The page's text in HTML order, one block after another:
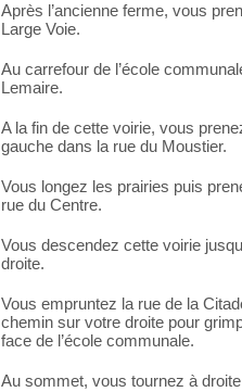
Après l’ancienne ferme, vous
Large Voie.
Au carrefour de l’école
Lemaire.
A la fin de cette voirie, vous
gauche dans la rue du Moustier.
Vous longez les prairies puis
rue du Centre.
Vous descendez cette voirie
droite.
Vous empruntez la rue de la
chemin sur votre droite pour
face de l’école communale.
Au sommet, vous tournez à